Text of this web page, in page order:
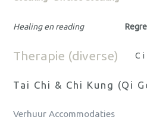
Healing en reading
Therapie (diverse)
Tai Chi & Chi Kung (Qi
Verhuur Accommodaties